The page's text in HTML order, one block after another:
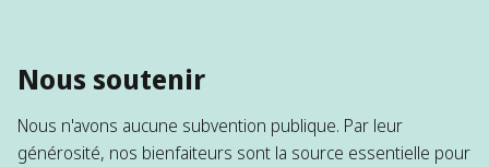
Nous soutenir
Nous n'avons aucune subvention publique. Par leur
générosité, nos bienfaiteurs sont la source essentielle pour